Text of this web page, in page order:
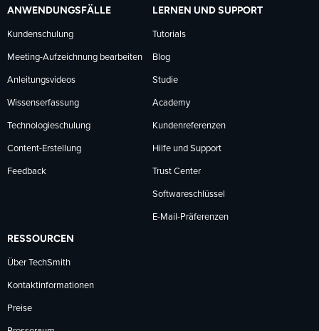
ANWENDUNGSFÄLLE
Kundenschulung
Meeting-Aufzeichnung bearbeiten
Anleitungsvideos
Wissenserfassung
Technologieschulung
Content-Erstellung
Feedback
LERNEN UND SUPPORT
Tutorials
Blog
Studie
Academy
Kundenreferenzen
Hilfe und Support
Trust Center
Softwareschlüssel
E-Mail-Präferenzen
RESSOURCEN
Über TechSmith
Kontaktinformationen
Preise